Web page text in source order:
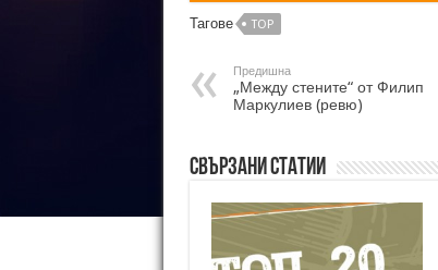
Тагове TOP
Предишна
„Между стените“ от Филип
Маркулиев (ревю)
Свързани статии